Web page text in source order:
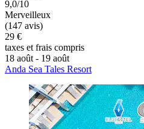
9,0/10
Merveilleux
(147 avis)
29 €
taxes et frais compris
18 août - 19 août
Anda Sea Tales Resort